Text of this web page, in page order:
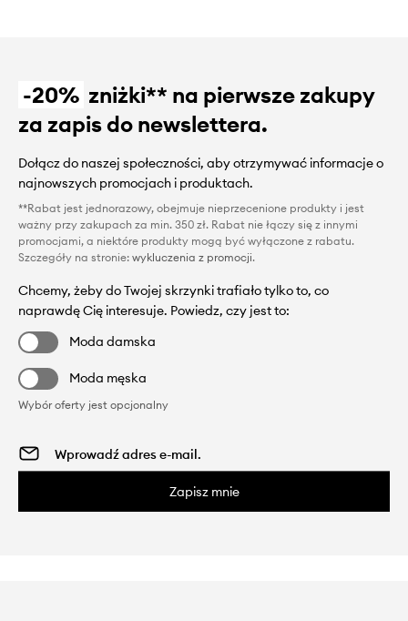
-20% zniżki** na pierwsze zakupy
za zapis do newslettera.
Dołącz do naszej społeczności, aby otrzymywać informacje o
najnowszych promocjach i produktach.
**Rabat jest jednorazowy, obejmuje nieprzecenione produkty i jest
ważny przy zakupach za min. 350 zł. Rabat nie łączy się z innymi
promocjami, a niektóre produkty mogą być wyłączone z rabatu.
Szczegóły na stronie: wykluczenia z promocji.
Chcemy, żeby do Twojej skrzynki trafiało tylko to, co
naprawdę Cię interesuje. Powiedz, czy jest to:
Moda damska
Moda męska
Wybór oferty jest opcjonalny
Zapisz mnie